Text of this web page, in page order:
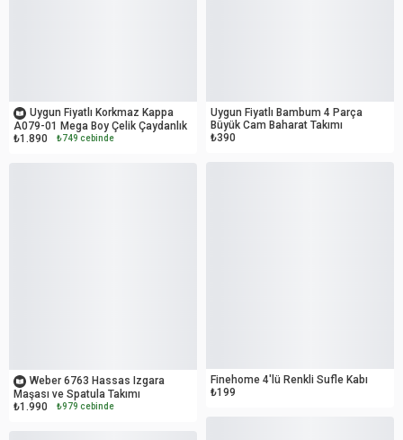
Uygun Fiyatlı Korkmaz Kappa
A079-01 Mega Boy Çelik Çaydanlık
₺1.890
₺749 cebinde
Weber 6763 Hassas Izgara
Maşası ve Spatula Takımı
₺1.990
₺979 cebinde
Uygun Fiyatlı Bambum 4 Parça
Büyük Cam Baharat Takımı
₺390
Finehome 4'lü Renkli Sufle Kabı
₺199